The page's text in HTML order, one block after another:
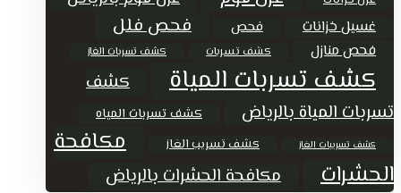
غسيل خزانات فحص فحص فلل
فحص منازل كشف تسربات كشف تسربات الغاز
كشف تسربات المياة
كشف
تسربات المياة بالرياض
كشف تسربات المياه
كشف تسريبات الغاز كشف تسريب الغاز
مكافحة
الحشرات
مكافحة الحشرات بالرياض